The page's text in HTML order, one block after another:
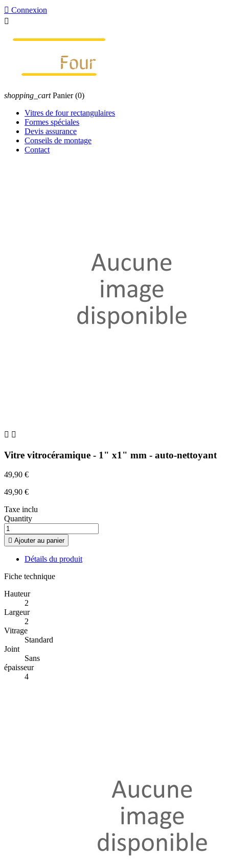
 Connexion

shopping_cart Panier (0)
Vitres de four rectangulaires
Formes spéciales
Devis assurance
Conseils de montage
Contact
 
Vitre vitrocéramique - 1" x1" mm - auto-nettoyant
49,90 €
49,90 €
Taxe inclu
Quantity
 Ajouter au panier
Détails du produit
Fiche technique
Hauteur
2
Largeur
2
Vitrage
Standard
Joint
Sans
épaisseur
4